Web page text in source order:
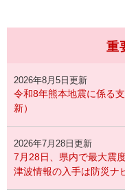
重
2026年8月5日更新
令和8年熊本地震に係る
新）
2026年7月28日更新
7月28日、県内で最大震
津波情報の入手は防災ナ